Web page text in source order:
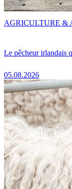
Le pêcheur irlandais
05.08.2026
AGRICULTURE &